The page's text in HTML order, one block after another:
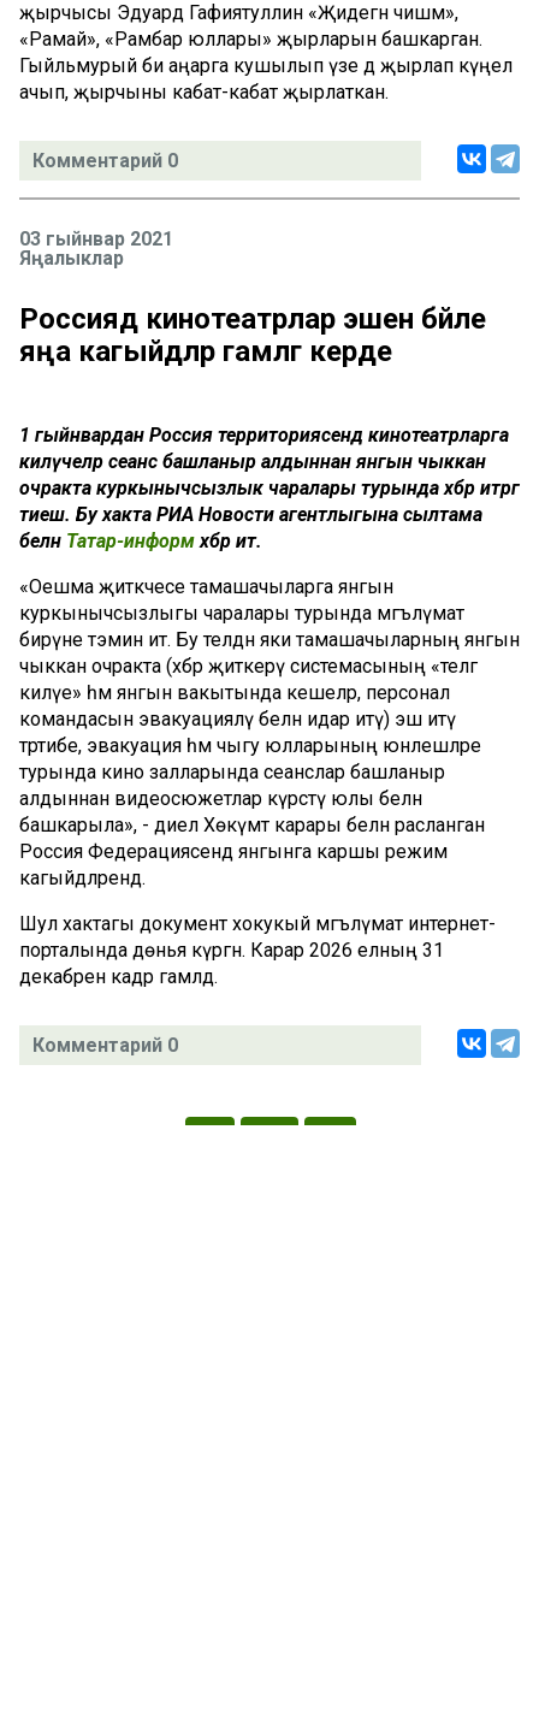
җырчысы Эдуард Гафиятуллин «Җидегән чишмә»,
«Рамай», «Рамбар юллары» җырларын башкарган.
Гыйльмурый әби аңарга кушылып үзе дә җырлап күңел
ачып, җырчыны кабат-кабат җырлаткан.
Комментарий 0
03 гыйнвар 2021
Яңалыклар
Россиядә кинотеатрлар эшенә бәйле
яңа кагыйдәләр гамәлгә керде
1 гыйнвардан Россия территориясендә кинотеатрларга
килүчеләр сеанс башланыр алдыннан янгын чыккан
очракта куркынычсызлык чаралары турында хәбәр итәргә
тиеш. Бу хакта РИА Новости агентлыгына сылтама
белән Татар-информ хәбәр итә.
«Оешма җитәкчесе тамашачыларга янгын
куркынычсызлыгы чаралары турында мәгълүмат
бирүне тәэмин итә. Бу телдән яки тамашачыларның янгын
чыккан очракта (хәбәр җиткерү системасының «телгә
килүе» һәм янгын вакытында кешеләр, персонал
командасын эвакуацияләү белән идарә итү) эш итү
тәртибе, эвакуация һәм чыгу юлларының юнәлешләре
турында кино залларында сеанслар башланыр
алдыннан видеосюжетлар күрсәтү юлы белән
башкарыла», - диелә Хөкүмәт карары белән расланган
Россия Федерациясендә янгынга каршы режим
кагыйдәләрендә.
Шул хактагы документ хокукый мәгълүмат интернет-
порталында дөнья күргән. Карар 2026 елның 31
декабренә кадәр гамәлдә.
Комментарий 0